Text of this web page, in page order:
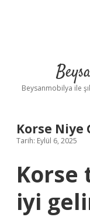
Beysanmobilya ile
Korse Niye
Tarih: Eylül 6, 2025
Korse
iyi